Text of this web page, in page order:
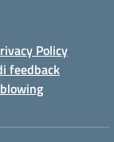
Policy
feedback